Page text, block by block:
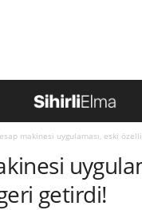
makinesi uygulaması, eski
getirdi!